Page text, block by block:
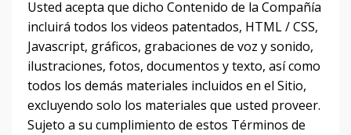
Usted acepta que dicho Contenido de la Compañía
incluirá todos los videos patentados, HTML / CSS,
Javascript, gráficos, grabaciones de voz y sonido,
ilustraciones, fotos, documentos y texto, así como
todos los demás materiales incluidos en el Sitio,
excluyendo solo los materiales que usted proveer.
Sujeto a su cumplimiento de estos Términos de